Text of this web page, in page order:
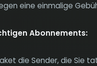
eine einmalige
Abonnements:
die Sender, die Sie